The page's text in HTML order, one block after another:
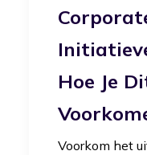
Hoe Je
Voorkom het